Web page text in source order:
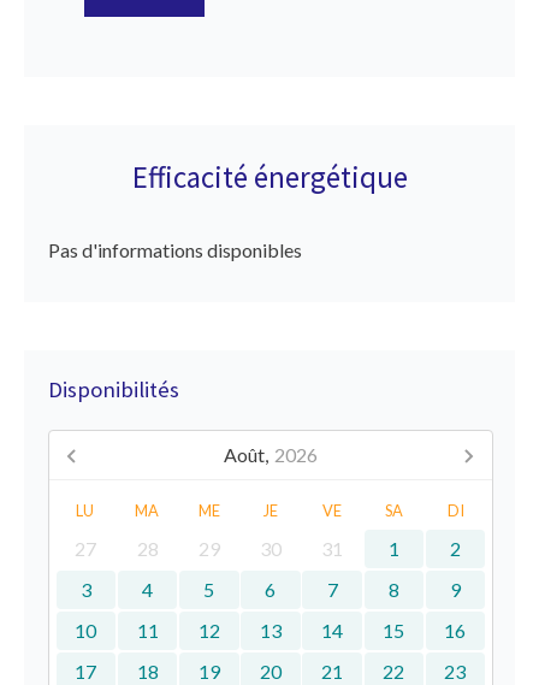
Efficacité énergétique
Pas d'informations disponibles
Disponibilités
Août, 2026
LU MA ME JE VE SA DI
27 28 29 30 31 1
2
3
4 5 6 7 8
9
10
11 12 13 14 15
16
17
18 19 20 21 22
23